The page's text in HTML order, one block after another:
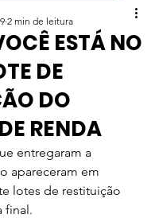
ESTÁ NO
DE
DO
RENDA
2 min de leitura
entregaram a
apareceram em
lotes de restituição
final.